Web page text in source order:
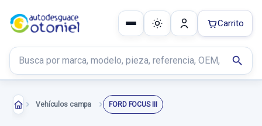
Buscar productos
search
Carrito
Vehículos campa FORD FOCUS III